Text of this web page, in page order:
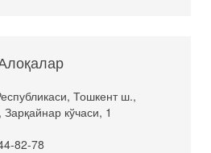
Тошкент ш.,
кўчаси, 1
82-78